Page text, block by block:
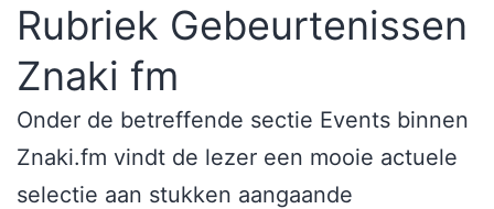
Rubriek Gebeurtenissen
Znaki fm
Onder de betreffende sectie Events binnen
Znaki.fm vindt de lezer een mooie actuele
selectie aan stukken aangaande